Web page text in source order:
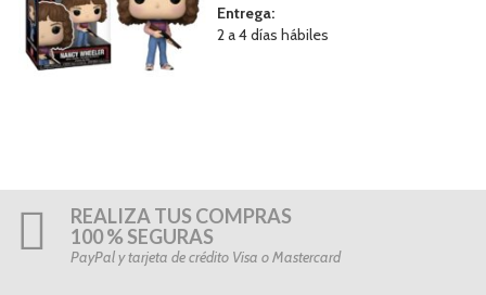
Entrega:
2 a 4 días hábiles
REALIZA TUS COMPRAS
100 % SEGURAS
PayPal y tarjeta de crédito Visa o Mastercard